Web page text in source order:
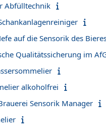
Abfülltechnik
auf die Sensorik des
Qualitätssicherung im
alkoholfrei
Sensorik Manager